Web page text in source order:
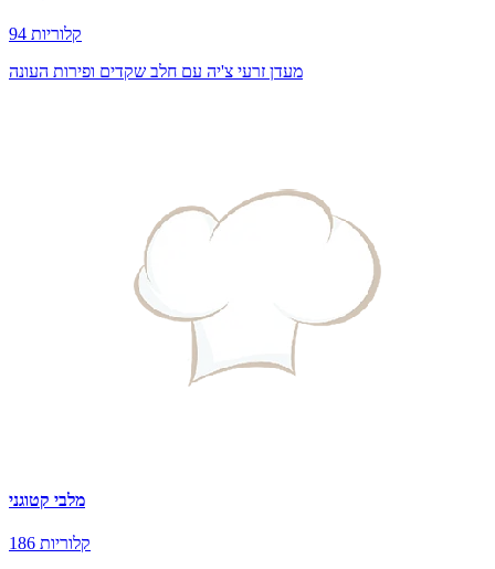
94 קלוריות
מעדן זרעי צ'יה עם חלב שקדים ופירות העונה
מלבי קטוגני
186 קלוריות